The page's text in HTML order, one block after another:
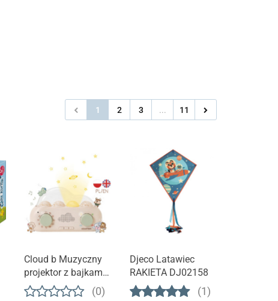
1 2 3 ... 11
Cloud b Muzyczny
projektor z bajkami -
Wersja polsko -
(0)
Djeco Latawiec
RAKIETA DJ02158
(1)